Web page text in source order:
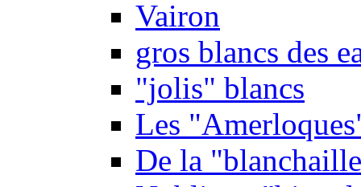
Vairon
gros blancs des
"jolis" blancs
Les
De la